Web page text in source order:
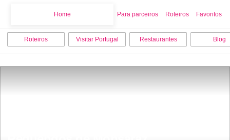
Home Para parceiros Roteiros Favoritos
Roteiros Visitar Portugal Restaurantes Blog